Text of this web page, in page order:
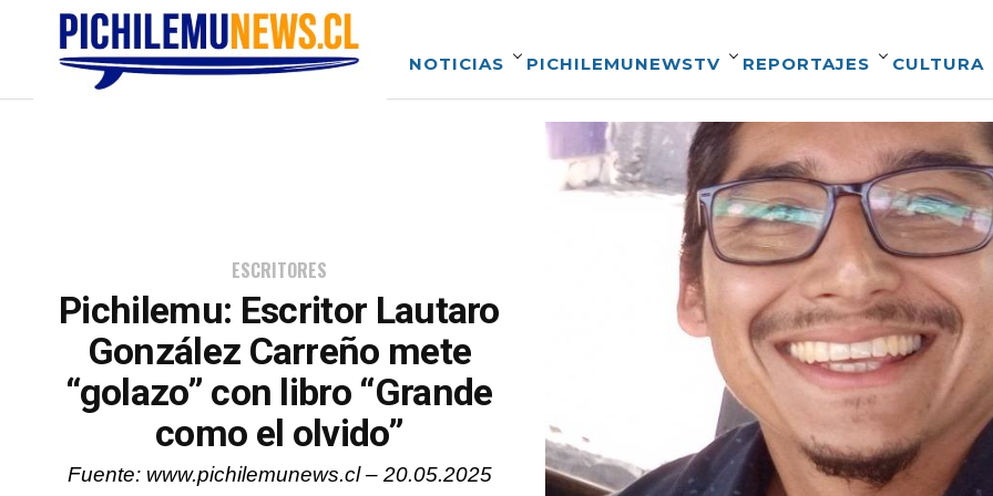
NOTICIAS PICHILEMUNEWSTV REPORTAJES CULTURA
ESCRITORES
Pichilemu: Escritor Lautaro
González Carreño mete
“golazo” con libro “Grande
como el olvido”
Fuente: www.pichilemunews.cl – 20.05.2025